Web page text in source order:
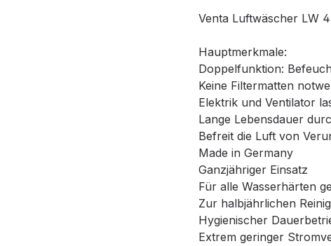
Venta Luftwäscher LW
Hauptmerkmale:
Doppelfunktion:
Keine Filtermatten
Elektrik und Ventilator
Lange Lebensdauer
Befreit die Luft von
Made in Germany
Ganzjähriger Einsatz
Für alle Wasserhärten
Zur halbjährlichen
Hygienischer
Extrem geringer